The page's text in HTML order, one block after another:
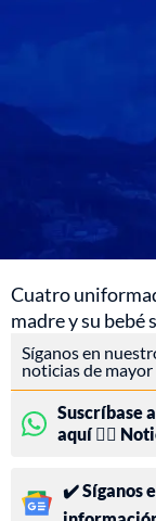
Cuatro
madre y su bebé
Síganos en
noticias de
Suscríbase
aquí 👉🏻
✔️ Síganos